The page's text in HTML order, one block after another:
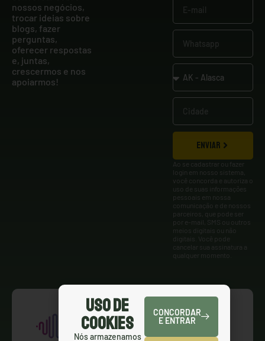
nossos negócios,
trocar ideias sobre
blogs, fazer
perguntas,
oferecer respostas
e, juntas,
crescermos e nos
apoiarmos!
ENVIAR
Ao se cadastrar ou fazer
login em nosso sistema,
você concorda e autoriza o
uso de suas informações
pessoais em nossa
comunicação e de nossos
parceiros, que pode ser
por e-mail, SMS ou outros
meios digitais ou não
digitais. Você pode
cancelar sua assinatura a
qualquer momento.
Uso de
Cookies
Nós armazenamos
CONCORDAR
E ENTRAR